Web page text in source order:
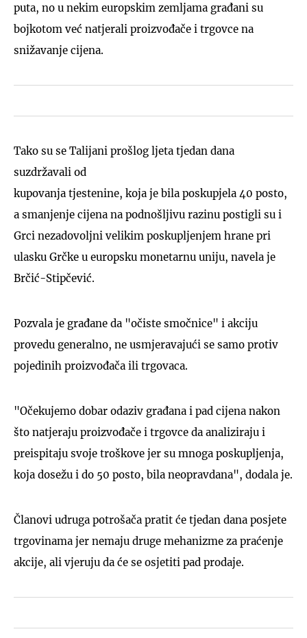
puta, no u nekim europskim zemljama građani su
bojkotom već natjerali proizvođače i trgovce na
snižavanje cijena.
Tako su se Talijani prošlog ljeta tjedan dana
suzdržavali od
kupovanja tjestenine, koja je bila poskupjela 40 posto,
a smanjenje cijena na podnošljivu razinu postigli su i
Grci nezadovoljni velikim poskupljenjem hrane pri
ulasku Grčke u europsku monetarnu uniju, navela je
Brčić-Stipčević.
Pozvala je građane da "očiste smočnice" i akciju
provedu generalno, ne usmjeravajući se samo protiv
pojedinih proizvođača ili trgovaca.
"Očekujemo dobar odaziv građana i pad cijena nakon
što natjeraju proizvođače i trgovce da analiziraju i
preispitaju svoje troškove jer su mnoga poskupljenja,
koja dosežu i do 50 posto, bila neopravdana", dodala je.
Članovi udruga potrošača pratit će tjedan dana posjete
trgovinama jer nemaju druge mehanizme za praćenje
akcije, ali vjeruju da će se osjetiti pad prodaje.